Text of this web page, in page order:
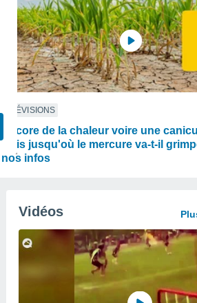
PRÉVISIONS
Encore de la chaleur voire une
Mais jusqu'où le mercure va-t-il
nos infos
Vidéos